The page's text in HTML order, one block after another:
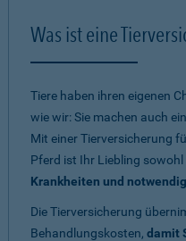
Was ist eine
Tiere haben ihren eigenen
wie wir: Sie machen auch
Mit einer Tierversicherung
Pferd ist Ihr Liebling sowohl
Krankheiten und
Die Tierversicherung
Behandlungskosten, damit